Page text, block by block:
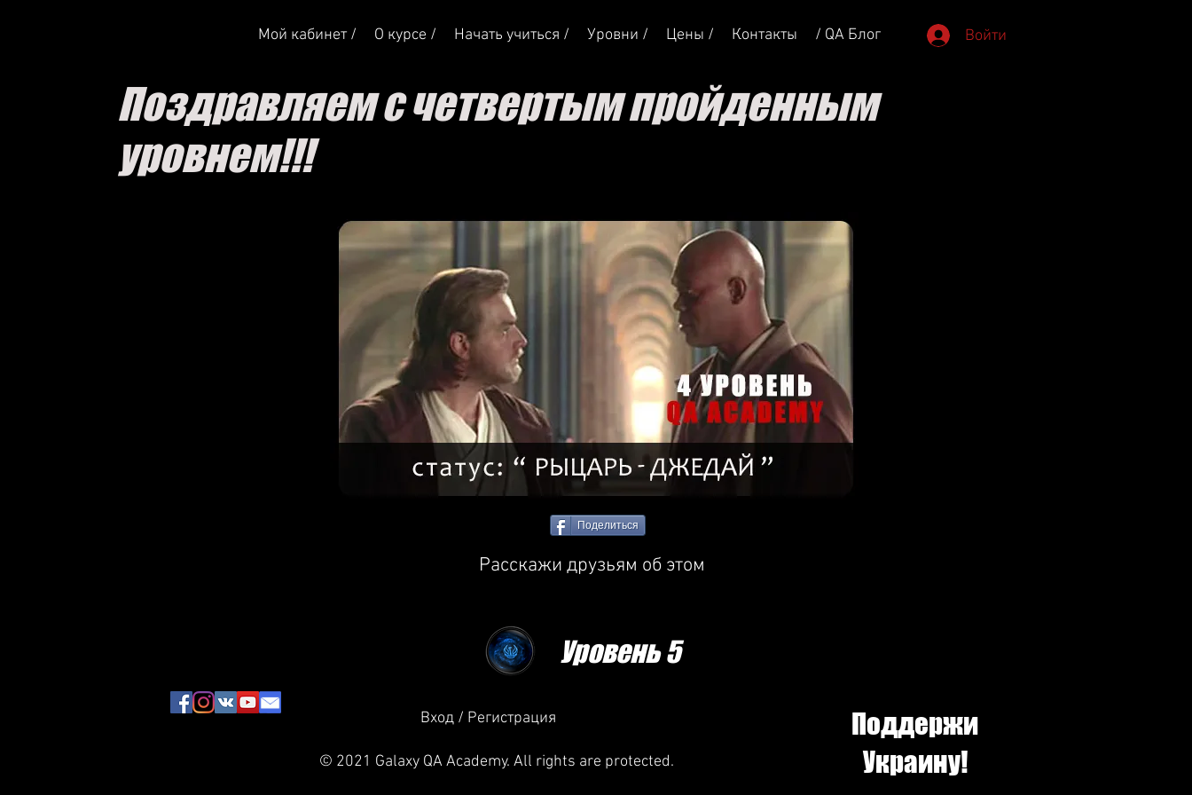
Мой кабинет / О курсе / Начать учиться / Уровни / Цены / Контакты / QA Блог Войти
Поздравляем с четвертым пройденным
уровнем!!!
Поделиться
Расскажи друзьям об этом
Уровень 5
Вход / Регистрация
© 2021 Galaxy QA Academy. All rights are protected.
Поддержи
Украину!